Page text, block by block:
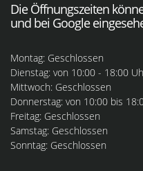
Die Öffnungszeiten
und bei Google
Montag: Geschlossen
Dienstag: von 10:00 - 18:00
Mittwoch: Geschlossen
Donnerstag: von 10:00 bis
Freitag: Geschlossen
Samstag: Geschlossen
Sonntag: Geschlossen